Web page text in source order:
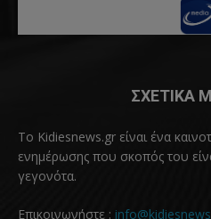
ΣΧΕΤΙΚΑ
Το Kidiesnews.gr είναι ένα
ενημέρωσης που σκοπός του
γεγονότα.
Επικοινωνήστε :